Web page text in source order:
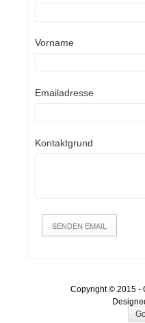
Vorname
Emailadresse
Kontaktgrund
Copyright © 2015 -